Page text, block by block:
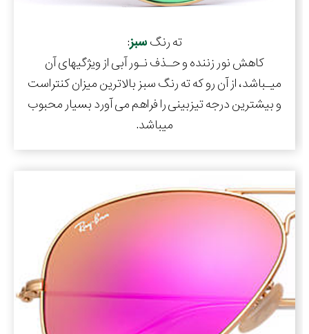
ته رنگسبز:
کاهش نور زننده و حـذف نـور آبی از ویژگیهای آن
میـباشد، از آن رو که ته رنگ سبز بالاترین میزان کنتراست
و بیشترین درجه تیزبینی را فراهم می آورد بسیار محبوب
میباشد.